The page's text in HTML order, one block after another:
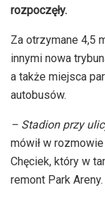
rozpoczęły.
Za otrzymane 4,5
innymi nowa
a także miejsca
autobusów.
– Stadion przy
mówił w
Chęciek, który w
remont Park Areny.